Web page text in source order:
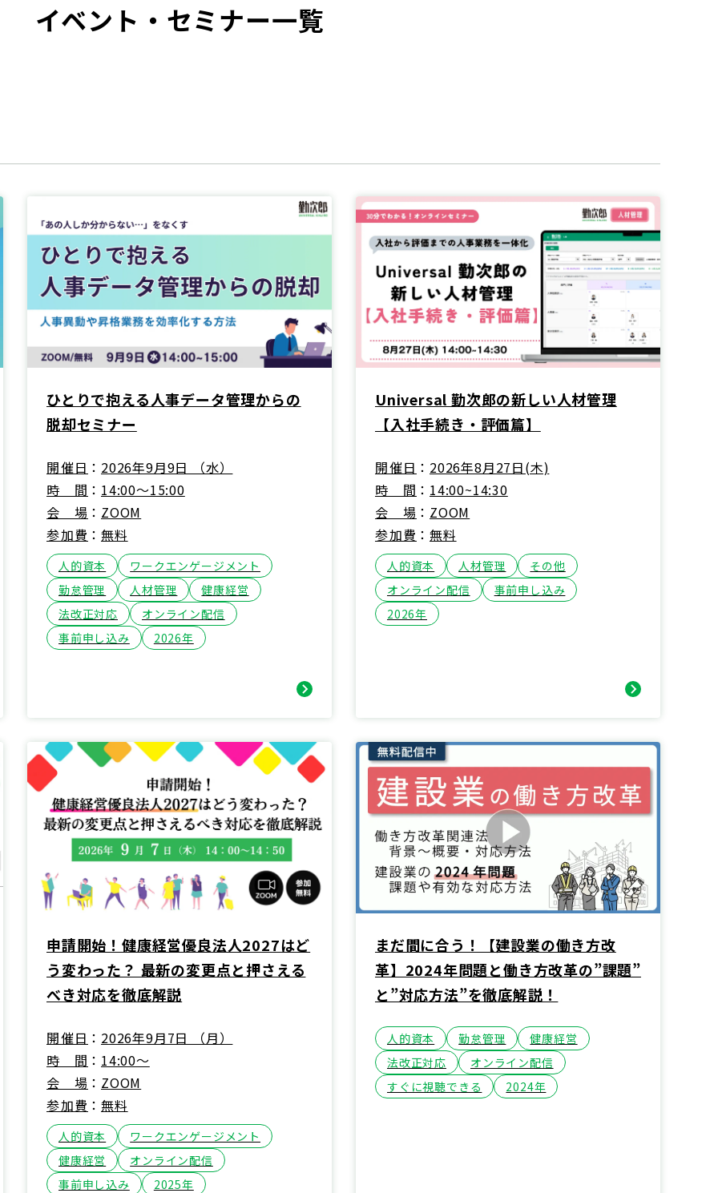
イベント・セミナー一覧
ひとりで抱える人事データ管理からの
脱却セミナー
開催日
2026年9月9日 （水）
時間
14:00～15:00
会場
ZOOM
参加費
無料
人的資本
ワークエンゲージメント
勤怠管理
人材管理
健康経営
法改正対応
オンライン配信
事前申し込み
2026年
Universal 勤次郎の新しい人材管理
【入社手続き・評価篇】
開催日
2026年8月27日(木)
時間
14:00~14:30
会場
ZOOM
参加費
無料
人的資本 人材管理
その他
オンライン配信
事前申し込み
2026年
申請開始！健康経営優良法人2027はど
う変わった？ 最新の変更点と押さえる
べき対応を徹底解説
開催日
2026年9月7日 （月）
時間
14:00～
会場
ZOOM
参加費
無料
人的資本
ワークエンゲージメント
健康経営
オンライン配信
事前申し込み
2025年
まだ間に合う！【建設業の働き方改
革】2024年問題と働き方改革の”課題”
と”対応方法”を徹底解説！
人的資本 勤怠管理
健康経営
法改正対応
オンライン配信
すぐに視聴できる
2024年